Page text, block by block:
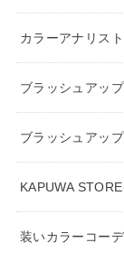
カラーアナリス
ブラッシュアッ
ブラッシュアッ
KAPUWA
装いカラーコーデ